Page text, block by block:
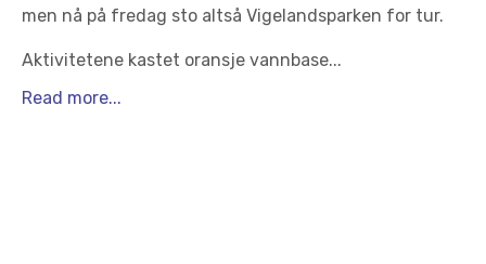
men nå på fredag sto altså Vigelandsparken for tur.
Aktivitetene kastet oransje vannbase...
Read more...